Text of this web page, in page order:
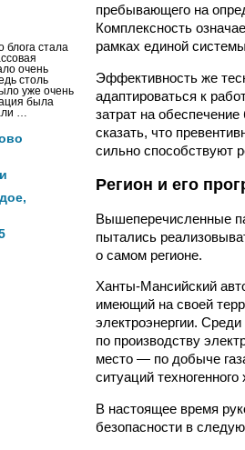
блога стала
очень
столь
уже очень
была
…
пребывающего на
Комплексность
рамках единой
Эффективность же
адаптироваться к
затрат на
сказать, что
сильно способствуют
Регион и его
Вышеперечисленные
пытались
о самом регионе.
Ханты-Мансийский
имеющий на своей
электроэнергии.
по производству
место — по добыче
ситуаций техногенного
В настоящее время
безопасности в